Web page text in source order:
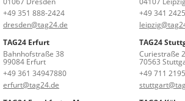
+49 351 888-2424
dresden@tag24.de
+49 341
TAG24 Erfurt
Bahnhofstraße 38
99084 Erfurt
+49 361 34947880
erfurt@tag24.de
TAG24
Curiestraße 2
70563
+49 711